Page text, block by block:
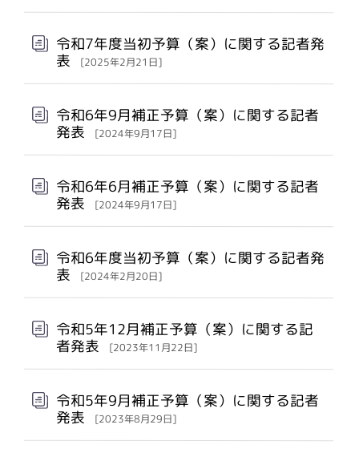
令和7年度当初予算（案）に関する記者発
表 [2025年2月21日]
令和6年9月補正予算（案）に関する記者
発表 [2024年9月17日]
令和6年6月補正予算（案）に関する記者
発表 [2024年9月17日]
令和6年度当初予算（案）に関する記者発
表 [2024年2月20日]
令和5年12月補正予算（案）に関する記
者発表 [2023年11月22日]
令和5年9月補正予算（案）に関する記者
発表 [2023年8月29日]